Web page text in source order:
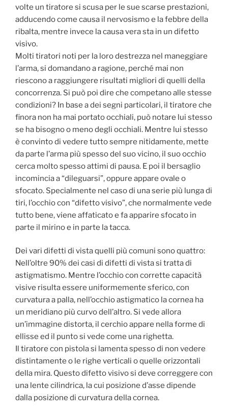
volte un tiratore si scusa per le sue scarse prestazioni,
adducendo come causa il nervosismo e la febbre della
ribalta, mentre invece la causa vera sta in un difetto
visivo.
Molti tiratori noti per la loro destrezza nel maneggiare
l’arma, si domandano a ragione, perché mai non
riescono a raggiungere risultati migliori di quelli della
concorrenza. Si può poi dire che competano alle stesse
condizioni? In base a dei segni particolari, il tiratore che
finora non ha mai portato occhiali, può notare lui stesso
se ha bisogno o meno degli occhiali. Mentre lui stesso
è convinto di vedere tutto sempre nitidamente, mette
da parte l’arma più spesso del suo vicino, il suo occhio
cerca molto spesso attimi di pausa. E poi il bersaglio
incomincia a “dileguarsi”, oppure appare ovale o
sfocato. Specialmente nel caso di una serie più lunga di
tiri, l’occhio con “difetto visivo”, che normalmente vede
tutto bene, viene affaticato e fa apparire sfocato in
parte il mirino e in parte la tacca.
Dei vari difetti di vista quelli più comuni sono quattro:
Nell’oltre 90% dei casi di difetti di vista si tratta di
astigmatismo. Mentre l’occhio con corrette capacità
visive risulta essere uniformemente sferico, con
curvatura a palla, nell’occhio astigmatico la cornea ha
un meridiano più curvo dell’altro. Si vede allora
un’immagine distorta, il cerchio appare nella forme di
ellisse ed il punto si vede come una righetta.
Il tiratore con pistola si lamenta spesso di non vedere
distintamente o le righe verticali o quelle orizzontali
della mira. Questo difetto visivo si deve correggere con
una lente cilindrica, la cui posizione d’asse dipende
dalla posizione di curvatura della cornea.